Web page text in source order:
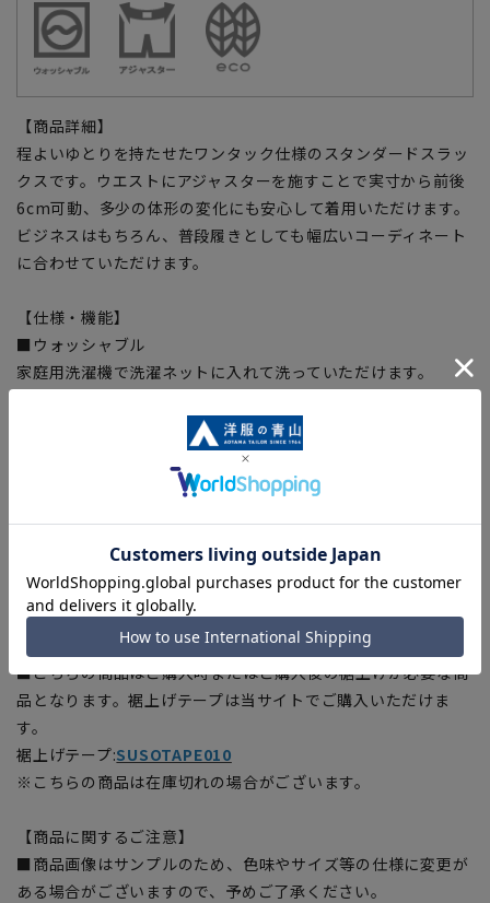
【商品詳細】
程よいゆとりを持たせたワンタック仕様のスタンダードスラッ
クスです。ウエストにアジャスターを施すことで実寸から前後
6cm可動、多少の体形の変化にも安心して着用いただけます。
ビジネスはもちろん、普段履きとしても幅広いコーディネート
に合わせていただけます。
【仕様・機能】
■ウォッシャブル
家庭用洗濯機で洗濯ネットに入れて洗っていただけます。
パンツのウエストが実寸から前後約6cm可動、ウエストが楽に
35％を使用した生地を使用しています。
【シルエット】《標準》 (当社比)
■こちらの商品はご購入時またはご購入後の裾上げが必要な商
品となります。裾上げテープは当サイトでご購入いただけま
す。
裾上げテープ:SUSOTAPE010
※こちらの商品は在庫切れの場合がございます。
【商品に関するご注意】
■商品画像はサンプルのため、色味やサイズ等の仕様に変更が
ある場合がございますので、予めご了承ください。